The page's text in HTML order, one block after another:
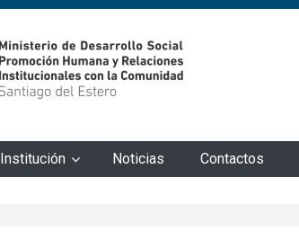
Social
Institución Noticias Contactos